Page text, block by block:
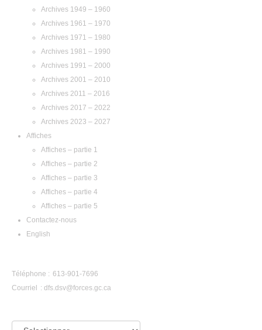
Archives 1949 – 1960
Archives 1961 – 1970
Archives 1971 – 1980
Archives 1981 – 1990
Archives 1991 – 2000
Archives 2001 – 2010
Archives 2011 – 2016
Archives 2017 – 2022
Archives 2023 – 2027
Affiches
Affiches – partie 1
Affiches – partie 2
Affiches – partie 3
Affiches – partie 4
Affiches – partie 5
Contactez-nous
English
Téléphone : 613-901-7696
Courriel : dfs.dsv@forces.gc.ca